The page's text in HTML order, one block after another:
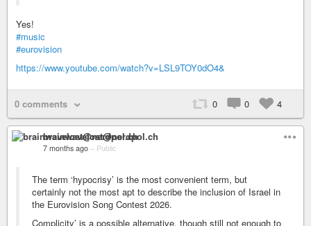
Yes!
#music
#eurovision
https://www.youtube.com/watch?v=LSL9TOY0dO4&
0 comments 0 0 4
brainwavelost@nerdpol.ch
7 months ago – Public
The term ‘hypocrisy’ is the most convenient term, but
certainly not the most apt to describe the inclusion of Israel in
the Eurovision Song Contest 2026.
Complicity’ is a possible alternative, though still not enough to